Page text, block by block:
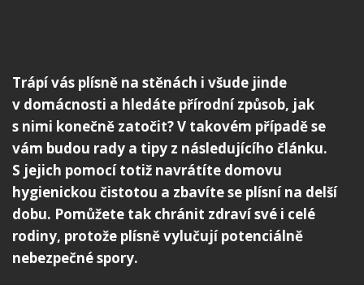
Trápí vás plísně na stěnách i všude jinde
v domácnosti a hledáte přírodní způsob, jak
s nimi konečně zatočit? V takovém případě se
vám budou rady a tipy z následujícího článku.
S jejich pomocí totiž navrátíte domovu
hygienickou čistotou a zbavíte se plísní na delší
dobu. Pomůžete tak chránit zdraví své i celé
rodiny, protože plísně vylučují potenciálně
nebezpečné spory.